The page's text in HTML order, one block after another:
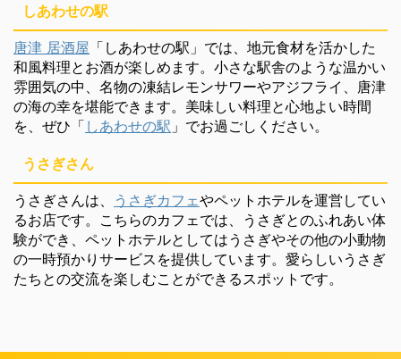
しあわせの駅
唐津 居酒屋 「しあわせの駅」では、地元食材を活かした
和風料理とお酒が楽しめます。小さな駅舎のような温かい
雰囲気の中、名物の凍結レモンサワーやアジフライ、唐津
の海の幸を堪能できます。美味しい料理と心地よい時間
を、ぜひ「 しあわせの駅 」でお過ごしください。
うさぎさん
うさぎさんは、 うさぎカフェやペットホテルを運営してい
るお店です。こちらのカフェでは、うさぎとのふれあい体
験ができ、ペットホテルとしてはうさぎやその他の小動物
の一時預かりサービスを提供しています。愛らしいうさぎ
たちとの交流を楽しむことができるスポットです。